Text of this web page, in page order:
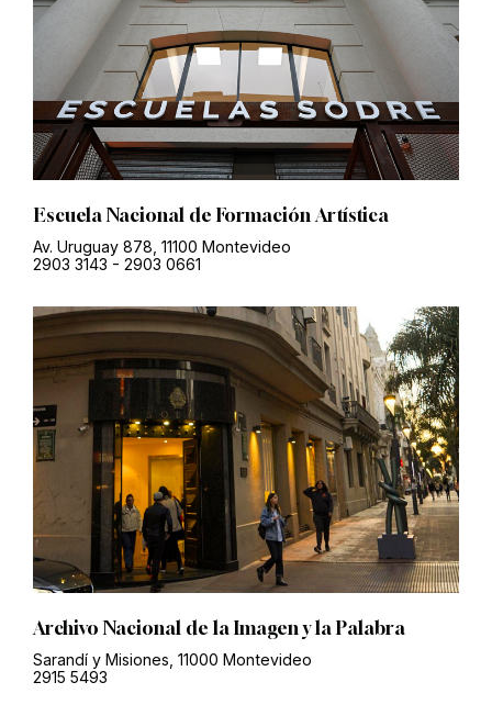
Escuela Nacional de Formación Artística
Av. Uruguay 878, 11100 Montevideo
2903 3143 - 2903 0661
Archivo Nacional de la Imagen y la Palabra
Sarandí y Misiones, 11000 Montevideo
2915 5493